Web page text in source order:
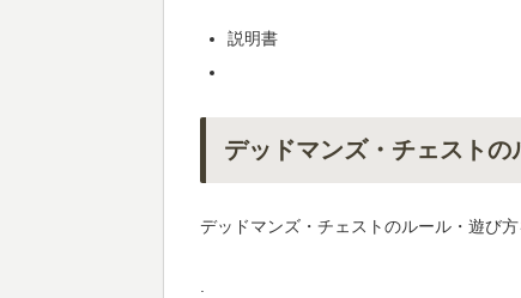
説明書
デッドマンズ・チェストの
デッドマンズ・チェストのルール・遊び方
.